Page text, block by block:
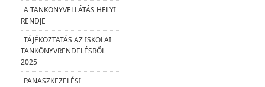
A TANKÖNYVELLÁTÁS HELYI
RENDJE
TÁJÉKOZTATÁS AZ ISKOLAI
TANKÖNYVRENDELÉSRŐL
2025
PANASZKEZELÉSI